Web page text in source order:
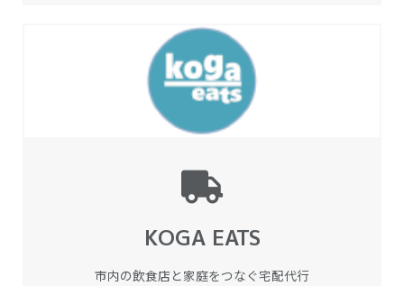
KOGA EATS
市内の飲食店と家庭をつなぐ宅配代行